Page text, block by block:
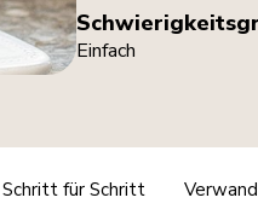
Einfach
Schritt für Schritt